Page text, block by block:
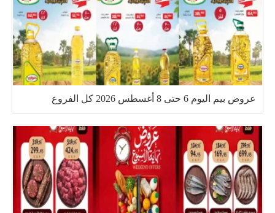
عروض بيم اليوم 6 حتى 8 أغسطس 2026 كل الفروع